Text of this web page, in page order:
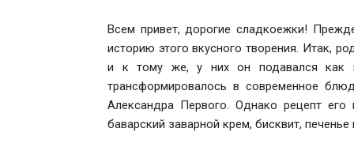
Всем привет, дорогие сладкоежки!
историю этого вкусного творения. Итак,
и к тому же, у них он подавался как
трансформировалось в современное
Александра Первого. Однако рецепт
баварский заварной крем, бисквит,